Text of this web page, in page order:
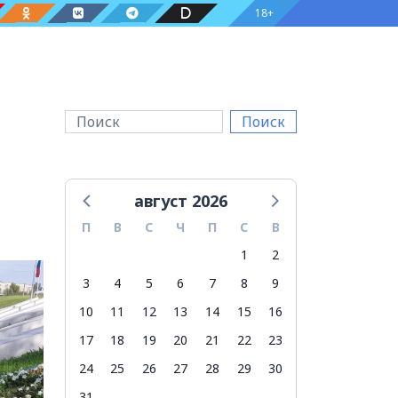
18+
Поиск
август 2026
П В С Ч П С
В
1
2
3
4 5 6 7 8
9
10
11 12 13 14 15
16
17
18 19 20 21 22
23
24
25 26 27 28 29
30